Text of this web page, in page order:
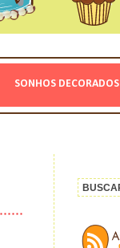
SONHOS DECORADOS